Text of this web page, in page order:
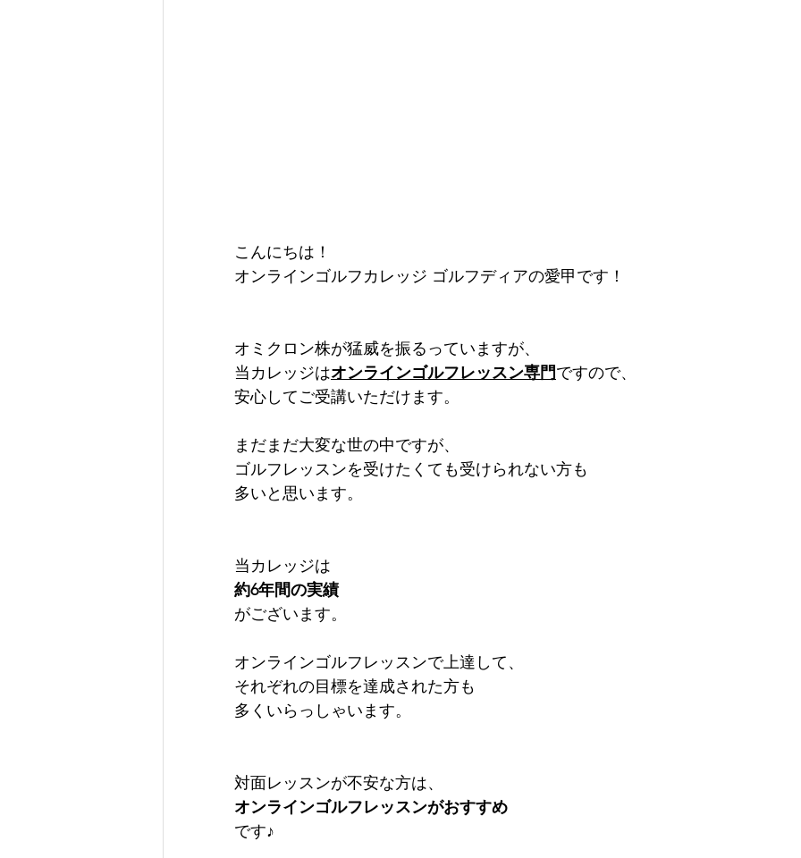
こんにちは！
オンラインゴルフカレッジ ゴルフディアの愛甲です！
オミクロン株が猛威を振るっていますが、
当カレッジはオンラインゴルフレッスン専門ですので、
安心してご受講いただけます。
まだまだ大変な世の中ですが、
ゴルフレッスンを受けたくても受けられない方も
多いと思います。
当カレッジは
約6年間の実績
がございます。
オンラインゴルフレッスンで上達して、
それぞれの目標を達成された方も
多くいらっしゃいます。
対面レッスンが不安な方は、
オンラインゴルフレッスンがおすすめ
です♪